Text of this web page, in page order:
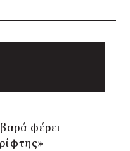
φέρει